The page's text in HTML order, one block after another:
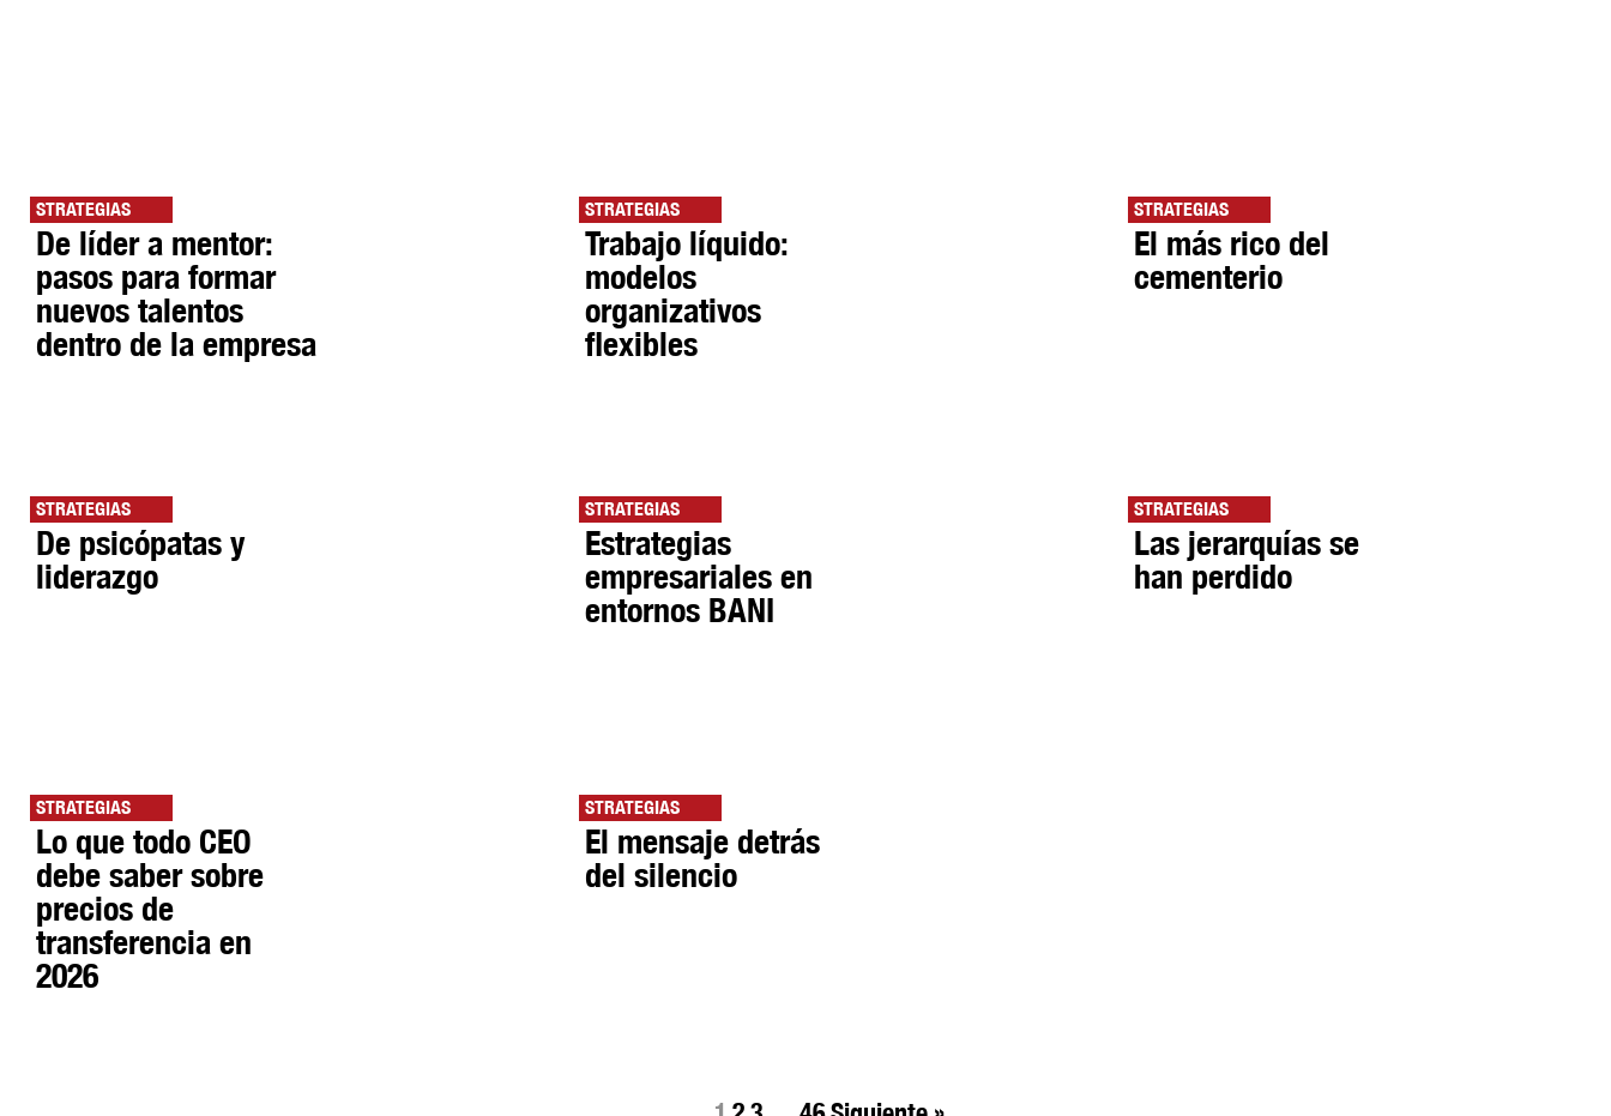
STRATEGIAS
De líder a mentor:
pasos para formar
nuevos talentos
dentro de la empresa
STRATEGIAS
Trabajo líquido:
modelos
organizativos
flexibles
STRATEGIAS
El más rico del
cementerio
STRATEGIAS
De psicópatas y
liderazgo
STRATEGIAS
Estrategias
empresariales en
entornos BANI
STRATEGIAS
Las jerarquías se
han perdido
STRATEGIAS
Lo que todo CEO
debe saber sobre
precios de
transferencia en
2026
STRATEGIAS
El mensaje detrás
del silencio